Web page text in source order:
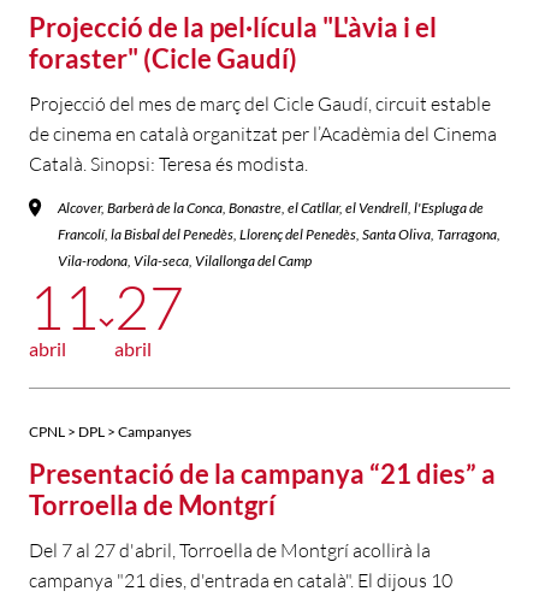
Projecció de la pel·lícula "L'àvia i el
foraster" (Cicle Gaudí)
Projecció del mes de març del Cicle Gaudí, circuit estable
de cinema en català organitzat per l’Acadèmia del Cinema
Català. Sinopsi: Teresa és modista.
Alcover, Barberà de la Conca, Bonastre, el Catllar, el Vendrell, l'Espluga de
Francolí, la Bisbal del Penedès, Llorenç del Penedès, Santa Oliva, Tarragona,
Vila-rodona, Vila-seca, Vilallonga del Camp
11
abril
27
abril
CPNL > DPL > Campanyes
Presentació de la campanya “21 dies” a
Torroella de Montgrí
Del 7 al 27 d'abril, Torroella de Montgrí acollirà la
campanya "21 dies, d'entrada en català". El dijous 10